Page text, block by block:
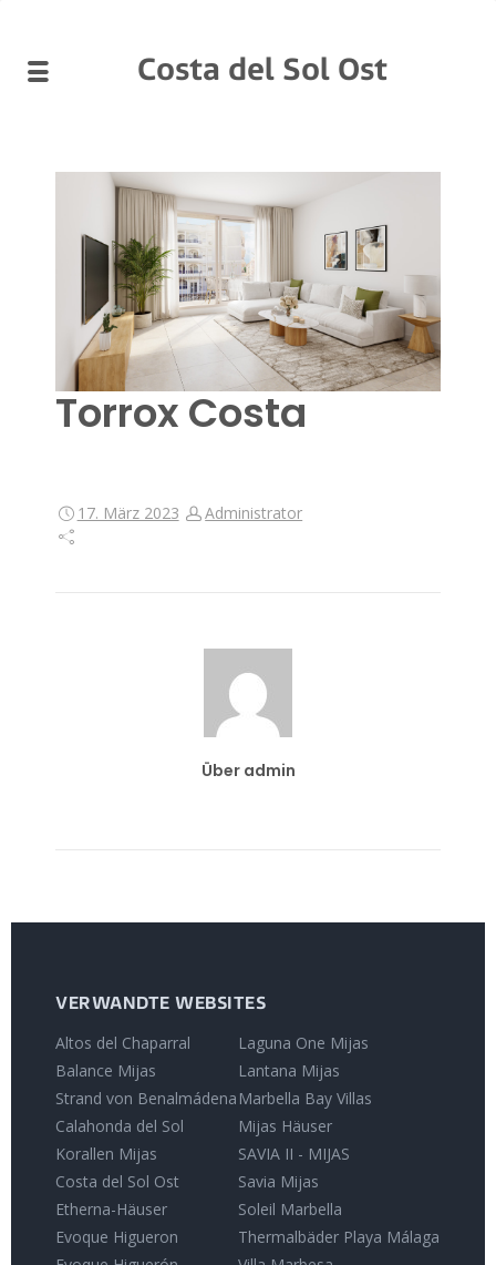
Costa del Sol Ost
Torrox Costa
17. März 2023 Administrator
Über admin
VERWANDTE WEBSITES
Altos del Chaparral
Balance Mijas
Strand von Benalmádena
Calahonda del Sol
Korallen Mijas
Costa del Sol Ost
Etherna-Häuser
Evoque Higueron
Laguna One Mijas
Lantana Mijas
Marbella Bay Villas
Mijas Häuser
SAVIA II - MIJAS
Savia Mijas
Soleil Marbella
Thermalbäder Playa Málaga